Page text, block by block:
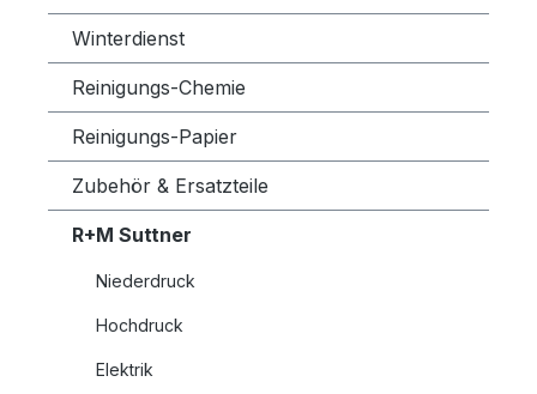
Winterdienst
Reinigungs-Chemie
Reinigungs-Papier
Zubehör & Ersatzteile
R+M Suttner
Niederdruck
Hochdruck
Elektrik